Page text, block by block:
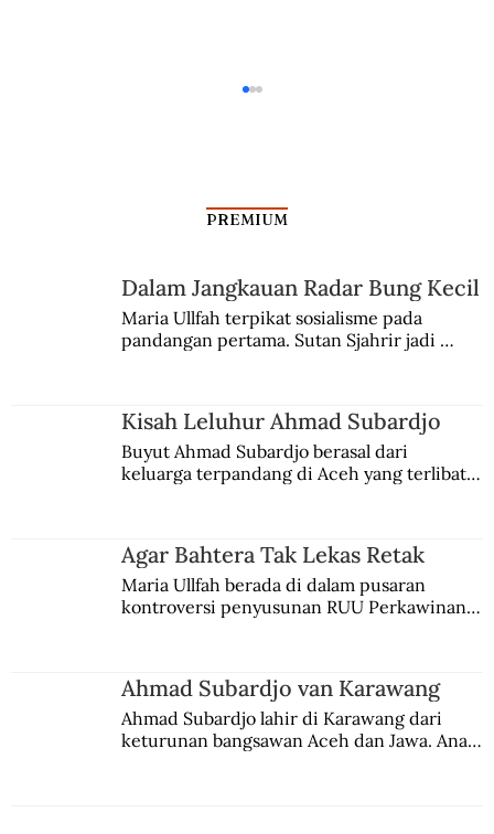
Silang Sengkarut Perjalanan Pulang
PREMIUM
Dalam Jangkauan Radar Bung Kecil
Maria Ullfah terpikat sosialisme pada
pandangan pertama. Sutan Sjahrir jadi
Kisah Leluhur Ahmad Subardjo
Buyut Ahmad Subardjo berasal dari
keluarga terpandang di Aceh yang terlibat
Agar Bahtera Tak Lekas Retak
Maria Ullfah berada di dalam pusaran
kontroversi penyusunan RUU Perkawinan.
Ahmad Subardjo van Karawang
Ahmad Subardjo lahir di Karawang dari
keturunan bangsawan Aceh dan Jawa. Anak